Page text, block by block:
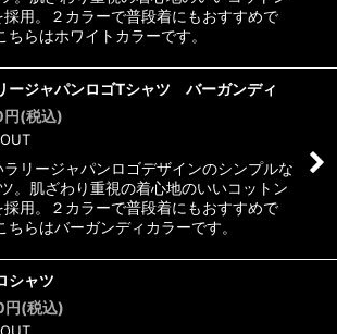
採用。２カラーで普段着にもおすすめで
ちらはホワイトカラーです。
ージャパンロゴTシャツ バーガンディ
円(税込)
ラリージャパンロゴデザインのシンプルな
。肌ざわり重視の着心地のいいコットン
採用。２カラーで普段着にもおすすめで
ちらはバーガンディカラーです。
シャツ
円(税込)